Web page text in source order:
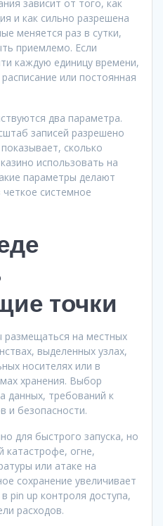
зависит от того, как
и как сильно разрешена
меняется раз в сутки,
приемлемо. Если
каждую единицу времени,
или постоянная
два параметра.
записей разрешено
сколько
использовать на
параметры делают
системное
точки
размещаться на местных
выделенных узлах,
носителях или в
хранения. Выбор
данных, требований к
и безопасности.
для быстрого запуска, но
катастрофе, огне,
или атаке на
сохранение увеличивает
pin up контроля доступа,
расходов.